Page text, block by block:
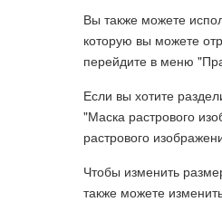
Вы также можете
которую вы можете
перейдите в меню
Если вы хотите
"Маска растрового
растрового
Чтобы изменить
также можете